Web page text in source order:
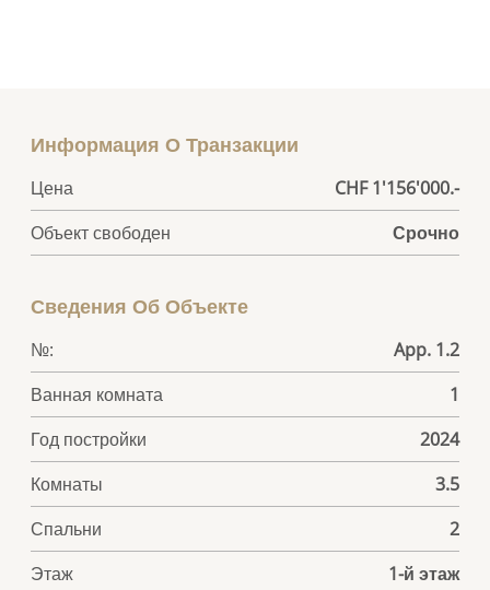
Информация О Транзакции
Цена
CHF 1'156'000.-
Объект свободен
Срочно
Сведения Об Объекте
№:
App. 1.2
Ванная комната
1
Год постройки
2024
Комнаты
3.5
Спальни
2
Этаж
1-й этаж